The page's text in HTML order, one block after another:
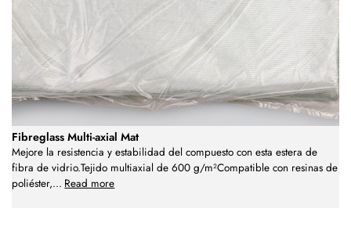
Fibreglass Multi-axial Mat
Mejore la resistencia y estabilidad del compuesto con esta estera de
fibra de vidrio.Tejido multiaxial de 600 g/m²Compatible con resinas de
poliéster,... Read more